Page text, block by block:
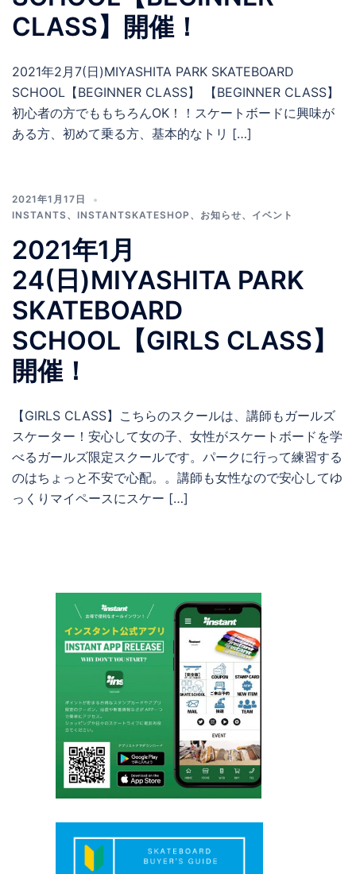
CLASS】開催！
2021年2月7(日)MIYASHITA PARK SKATEBOARD
SCHOOL【BEGINNER CLASS】 【BEGINNER CLASS】
初心者の方でももちろんOK！！スケートボードに興味が
ある方、初めて乗る方、基本的なトリ […]
2021年1月17日
INSTANTS、 INSTANTSKATESHOP 、 お知らせ、 イベント
2021年1月
24(日)MIYASHITA PARK
SKATEBOARD
SCHOOL【GIRLS CLASS】
開催！
【GIRLS CLASS】こちらのスクールは、講師もガールズ
スケーター！安心して女の子、女性がスケートボードを学
べるガールズ限定スクールです。パークに行って練習する
のはちょっと不安で心配。。講師も女性なので安心してゆ
っくりマイペースにスケー […]